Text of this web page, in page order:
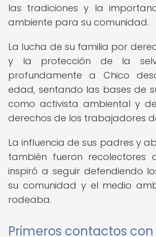
las tradiciones y la
ambiente para su comunidad.
La lucha de su familia por
y la protección de la
profundamente a Chico
edad, sentando las bases de
como activista ambiental y
derechos de los trabajadores
La influencia de sus padres y
también fueron recolectores
inspiró a seguir defendiendo
su comunidad y el medio
rodeaba.
Primeros contactos con